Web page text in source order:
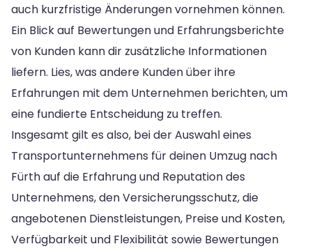
auch kurzfristige Änderungen vornehmen können.
Ein Blick auf Bewertungen und Erfahrungsberichte
von Kunden kann dir zusätzliche Informationen
liefern. Lies, was andere Kunden über ihre
Erfahrungen mit dem Unternehmen berichten, um
eine fundierte Entscheidung zu treffen.
Insgesamt gilt es also, bei der Auswahl eines
Transportunternehmens für deinen Umzug nach
Fürth auf die Erfahrung und Reputation des
Unternehmens, den Versicherungsschutz, die
angebotenen Dienstleistungen, Preise und Kosten,
Verfügbarkeit und Flexibilität sowie Bewertungen